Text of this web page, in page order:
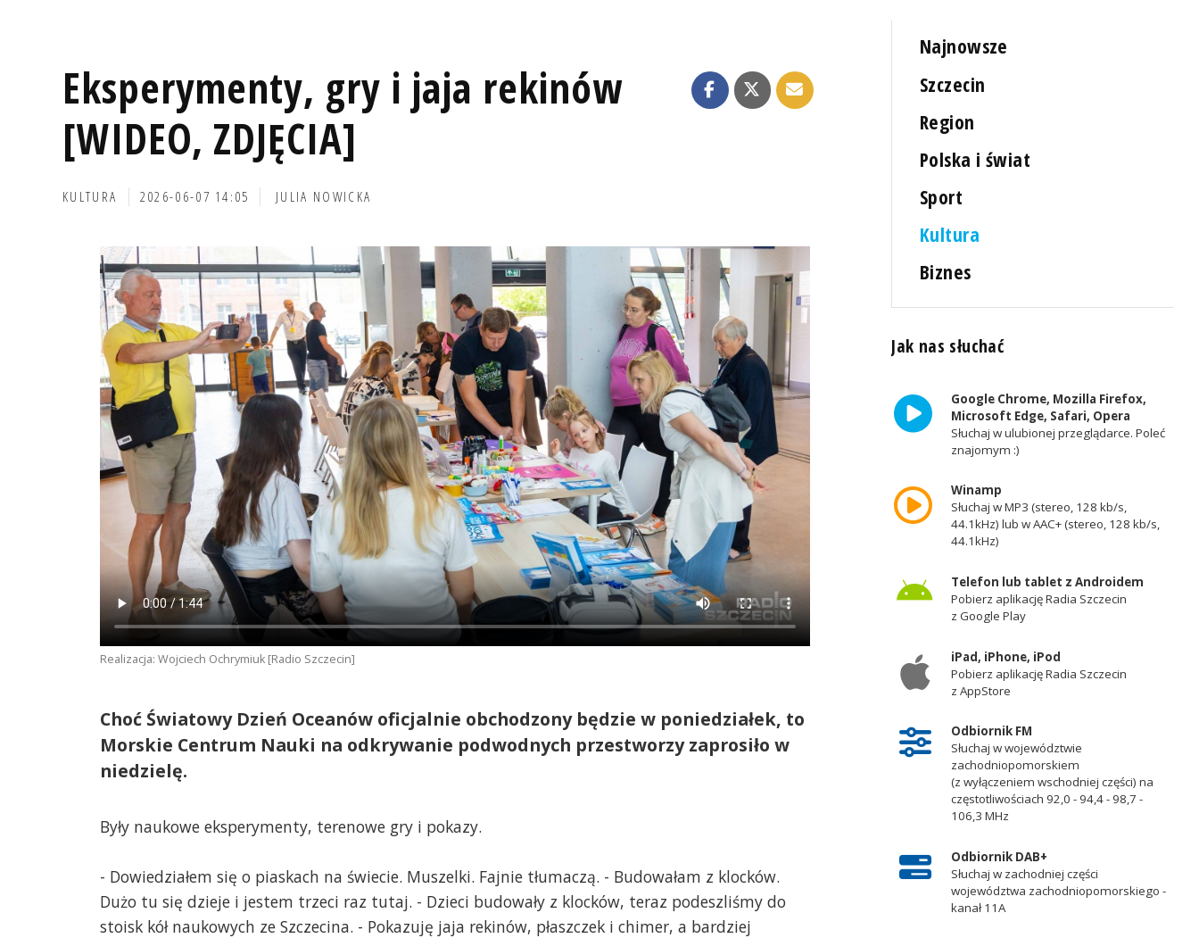
Eksperymenty, gry i jaja rekinów
[WIDEO, ZDJĘCIA]
KULTURA 2026-06-07 14:05 JULIA NOWICKA
Realizacja: Wojciech Ochrymiuk [Radio Szczecin]
Choć Światowy Dzień Oceanów oficjalnie obchodzony będzie w poniedziałek, to
Morskie Centrum Nauki na odkrywanie podwodnych przestworzy zaprosiło w
niedzielę.
Były naukowe eksperymenty, terenowe gry i pokazy.
- Dowiedziałem się o piaskach na świecie. Muszelki. Fajnie tłumaczą. - Budowałam z klocków.
Dużo tu się dzieje i jestem trzeci raz tutaj. - Dzieci budowały z klocków, teraz podeszliśmy do
stoisk kół naukowych ze Szczecina. - Pokazuję jaja rekinów, płaszczek i chimer, a bardziej
Najnowsze
Szczecin
Region
Polska i świat
Sport
Kultura
Biznes
Jak nas słuchać
Google Chrome, Mozilla Firefox,
Microsoft Edge, Safari, Opera
Słuchaj w ulubionej przeglądarce. Poleć
znajomym :)
Winamp
Słuchaj w MP3 (stereo, 128 kb/s,
44.1kHz) lub w AAC+ (stereo, 128 kb/s,
44.1kHz)
Telefon lub tablet z Androidem
Pobierz aplikację Radia Szczecin
z Google Play
iPad, iPhone, iPod
Pobierz aplikację Radia Szczecin
z AppStore
Odbiornik FM
Słuchaj w województwie
zachodniopomorskiem
(z wyłączeniem wschodniej części) na
częstotliwościach 92,0 - 94,4 - 98,7 -
106,3 MHz
Odbiornik DAB+
Słuchaj w zachodniej części
województwa zachodniopomorskiego -
kanał 11A